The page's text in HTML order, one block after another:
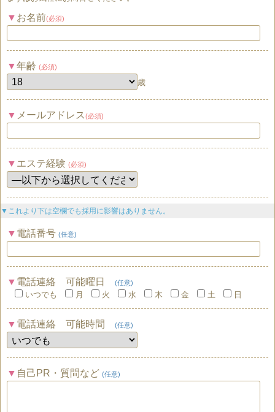
お名前(必須)
年齢 (必須)
歳
メールアドレス (必須)
エステ経験 (必須)
▼これより下は空欄でも採用に影響はありません。
電話番号 (任意)
電話連絡 可能曜日 (任意)
いつでも 月 火 水 木 金 土 日
電話連絡 可能時間 (任意)
自己PR・質問など (任意)